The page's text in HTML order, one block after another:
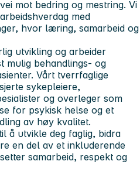
mot bedring og mestring. Vi
med
hvor læring, samarbeid og
utvikling og arbeider
mulig behandlings- og
Vårt tverrfaglige
sykepleiere,
og overleger som
for psykisk helse og et
av høy kvalitet.
å utvikle deg faglig, bidra
en del av et inkluderende
samarbeid, respekt og